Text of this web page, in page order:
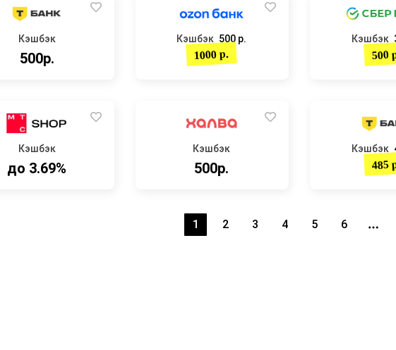
Кэшбэк
500р.
Кэшбэк 500 р.
1000 р.
Кэшбэк
500
Кэшбэк
до 3.69%
Кэшбэк
500р.
Кэшбэк
485
1 2 3 4 5 6